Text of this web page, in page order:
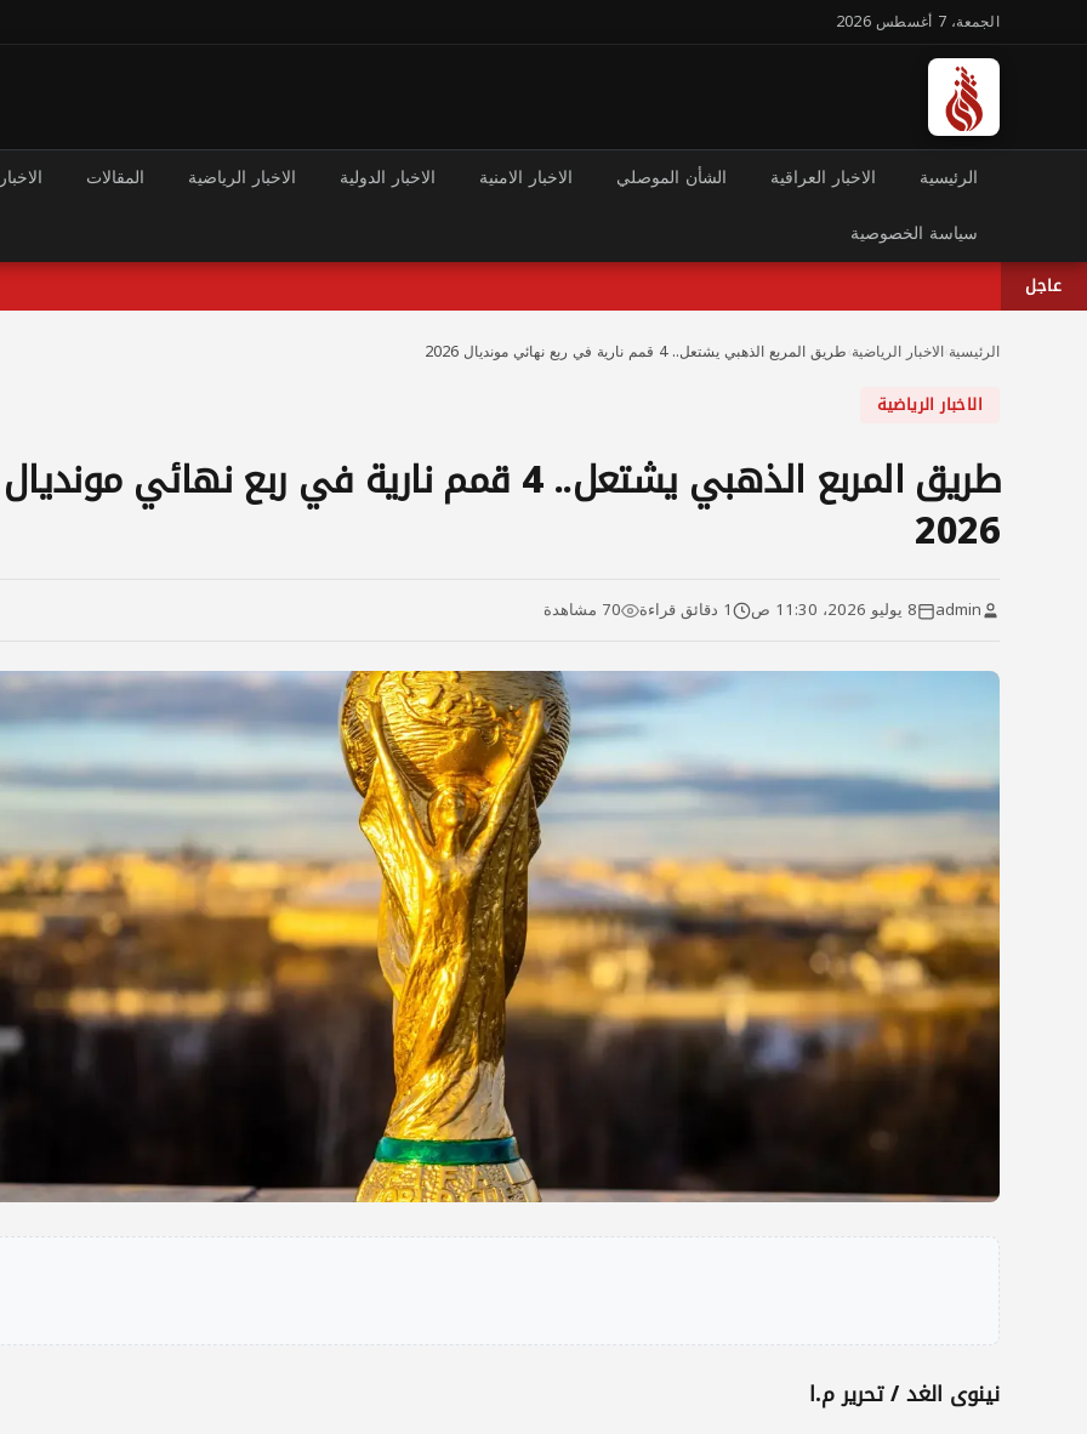
الجمعة، 7 أغسطس 2026
الرئيسية الاخبار العراقية الشأن الموصلي الاخبار الامنية الاخبار الدولية الاخبار الرياضية المقالات
سياسة الخصوصية
عاجل
الرئيسية الاخبار الرياضية طريق المربع الذهبي يشتعل.. 4 قمم نارية في ربع نهائي مونديال 2026
الاخبار الرياضية
طريق المربع الذهبي يشتعل.. 4 قمم نارية في ربع نهائي مونديال
2026
admin 8 يوليو 2026، 11:30 ص 1 دقائق قراءة 70 مشاهدة
نينوى الغد / تحرير م.ا